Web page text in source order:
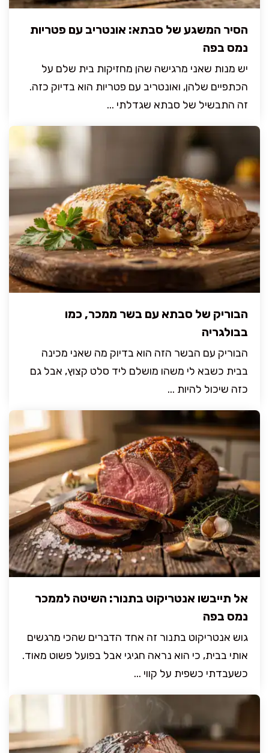
הסיר המשגע של סבתא: אונטריב עם פטריות
נמס בפה
יש מנות שאני מרגישה שהן מחזיקות בית שלם על
הכתפיים שלהן, ואונטריב עם פטריות הוא בדיוק כזה.
זה התבשיל של סבתא שגדלתי ...
הבוריק של סבתא עם בשר ממכר, כמו
בבולגריה
הבוריק עם הבשר הזה הוא בדיוק מה שאני מכינה
בבית כשבא לי משהו מושלם ליד סלט קצוץ, אבל גם
כזה שיכול להיות ...
אל תייבשו אנטריקוט בתנור: השיטה לממכר
נמס בפה
גוש אנטריקוט בתנור זה אחד הדברים שהכי מרגשים
אותי בבית, כי הוא נראה חגיגי אבל בפועל פשוט מאוד.
כשעבדתי כשפית על קווי ...